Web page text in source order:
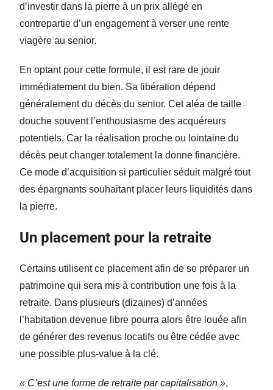
d’investir dans la pierre à un prix allégé en
contrepartie d’un engagement à verser une rente
viagère au senior.
En optant pour cette formule, il est rare de jouir
immédiatement du bien. Sa libération dépend
généralement du décès du senior. Cet aléa de taille
douche souvent l’enthousiasme des acquéreurs
potentiels. Car la réalisation proche ou lointaine du
décès peut changer totalement la donne financière.
Ce mode d’acquisition si particulier séduit malgré tout
des épargnants souhaitant placer leurs liquidités dans
la pierre.
Un placement pour la retraite
Certains utilisent ce placement afin de se préparer un
patrimoine qui sera mis à contribution une fois à la
retraite. Dans plusieurs (dizaines) d’années
l’habitation devenue libre pourra alors être louée afin
de générer des revenus locatifs ou être cédée avec
une possible plus-value à la clé.
« C’est une forme de retraite par capitalisation »,